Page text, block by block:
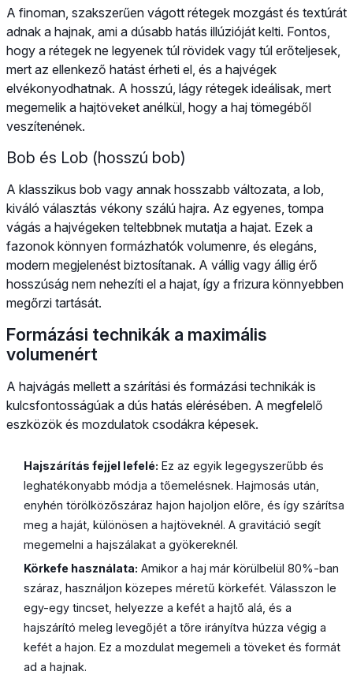
A finoman, szakszerűen vágott rétegek mozgást és textúrát
adnak a hajnak, ami a dúsabb hatás illúzióját kelti. Fontos,
hogy a rétegek ne legyenek túl rövidek vagy túl erőteljesek,
mert az ellenkező hatást érheti el, és a hajvégek
elvékonyodhatnak. A hosszú, lágy rétegek ideálisak, mert
megemelik a hajtöveket anélkül, hogy a haj tömegéből
veszítenének.
Bob és Lob (hosszú bob)
A klasszikus bob vagy annak hosszabb változata, a lob,
kiváló választás vékony szálú hajra. Az egyenes, tompa
vágás a hajvégeken teltebbnek mutatja a hajat. Ezek a
fazonok könnyen formázhatók volumenre, és elegáns,
modern megjelenést biztosítanak. A vállig vagy állig érő
hosszúság nem nehezíti el a hajat, így a frizura könnyebben
megőrzi tartását.
Formázási technikák a maximális
volumenért
A hajvágás mellett a szárítási és formázási technikák is
kulcsfontosságúak a dús hatás elérésében. A megfelelő
eszközök és mozdulatok csodákra képesek.
Hajszárítás fejjel lefelé: Ez az egyik legegyszerűbb és
leghatékonyabb módja a tőemelésnek. Hajmosás után,
enyhén törölközőszáraz hajon hajoljon előre, és így szárítsa
meg a haját, különösen a hajtöveknél. A gravitáció segít
megemelni a hajszálakat a gyökereknél.
Körkefe használata: Amikor a haj már körülbelül 80%-ban
száraz, használjon közepes méretű körkefét. Válasszon le
egy-egy tincset, helyezze a kefét a hajtő alá, és a
hajszárító meleg levegőjét a tőre irányítva húzza végig a
kefét a hajon. Ez a mozdulat megemeli a töveket és formát
ad a hajnak.